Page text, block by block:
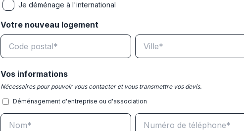
Je déménage à l'international
Votre nouveau logement
Vos informations
Nécessaires pour pouvoir vous contacter et vous transmettre vos devis.
Déménagement d'entreprise ou d'association